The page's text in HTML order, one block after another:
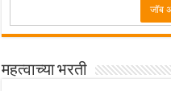
महत्वाच्या भरती